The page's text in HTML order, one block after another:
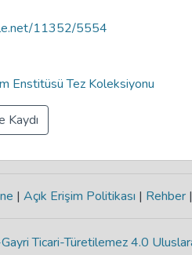
11352/5554
Enstitüsü Tez Koleksiyonu
Kaydı
| Açık Erişim Politikası | Rehber |
Ticari-Türetilemez 4.0